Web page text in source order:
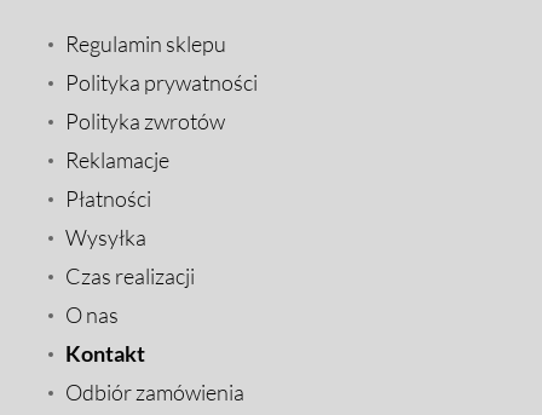
Regulamin sklepu
Polityka prywatności
Polityka zwrotów
Reklamacje
Płatności
Wysyłka
Czas realizacji
O nas
Kontakt
Odbiór zamówienia